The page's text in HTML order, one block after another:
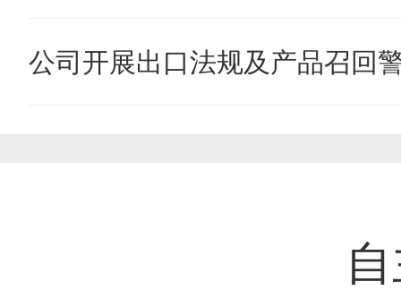
公司开展出口法规及产品召回